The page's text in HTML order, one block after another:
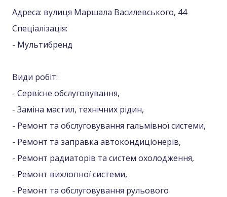
Адреса: вулиця Маршала Василевського, 44
Спеціалізація:
- Мультибренд
Види робіт:
- Сервісне обслуговування,
- Заміна мастил, технічних рідин,
- Ремонт та обслуговування гальмівної системи,
- Ремонт та заправка автокондиціонерів,
- Ремонт радиаторів та систем охолодження,
- Ремонт вихлопної системи,
- Ремонт та обслуговування рульового